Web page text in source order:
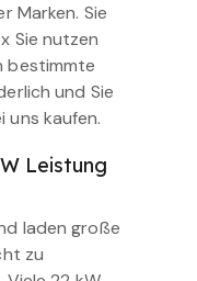
Marken. Sie
Sie nutzen
bestimmte
und Sie
uns kaufen.
Leistung
laden große
zu